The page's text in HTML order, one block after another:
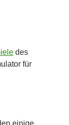
des
für